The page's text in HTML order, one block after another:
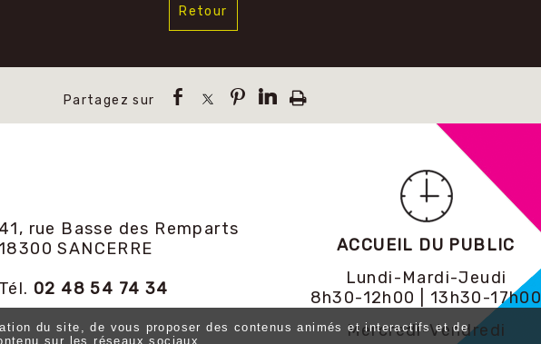
Retour
rue Basse des Remparts
SANCERRE
02 48 54 74 34
ACCUEIL DU PUBLIC
Lundi-Mardi-Jeudi
8h30-12h00 | 13h30-17h00
Mercredi-Vendredi
du site, de vous proposer des contenus animés et interactifs et de
sur les réseaux sociaux.